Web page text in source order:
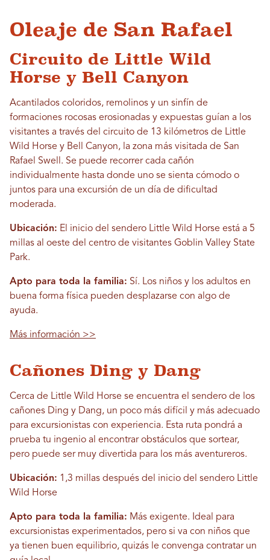
Oleaje de San Rafael
Circuito de Little Wild
Horse y Bell Canyon
Acantilados coloridos, remolinos y un sinfín de
formaciones rocosas erosionadas y expuestas guían a los
visitantes a través del circuito de 13 kilómetros de Little
Wild Horse y Bell Canyon, la zona más visitada de San
Rafael Swell. Se puede recorrer cada cañón
individualmente hasta donde uno se sienta cómodo o
juntos para una excursión de un día de dificultad
moderada.
Ubicación: El inicio del sendero Little Wild Horse está a 5
millas al oeste del centro de visitantes Goblin Valley State
Park.
Apto para toda la familia: Sí. Los niños y los adultos en
buena forma física pueden desplazarse con algo de
ayuda.
Más información >>
Cañones Ding y Dang
Cerca de Little Wild Horse se encuentra el sendero de los
cañones Ding y Dang, un poco más difícil y más adecuado
para excursionistas con experiencia. Esta ruta pondrá a
prueba tu ingenio al encontrar obstáculos que sortear,
pero puede ser muy divertida para los más aventureros.
Ubicación: 1,3 millas después del inicio del sendero Little
Wild Horse
Apto para toda la familia: Más exigente. Ideal para
excursionistas experimentados, pero si va con niños que
ya tienen buen equilibrio, quizás le convenga contratar un